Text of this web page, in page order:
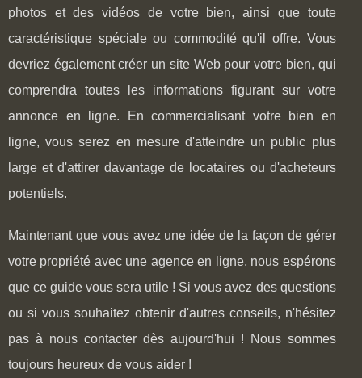
photos et des vidéos de votre bien, ainsi que toute
caractéristique spéciale ou commodité qu'il offre. Vous
devriez également créer un site Web pour votre bien, qui
comprendra toutes les informations figurant sur votre
annonce en ligne. En commercialisant votre bien en
ligne, vous serez en mesure d'atteindre un public plus
large et d'attirer davantage de locataires ou d'acheteurs
potentiels.
Maintenant que vous avez une idée de la façon de gérer
votre propriété avec une agence en ligne, nous espérons
que ce guide vous sera utile ! Si vous avez des questions
ou si vous souhaitez obtenir d'autres conseils, n'hésitez
pas à nous contacter dès aujourd'hui ! Nous sommes
toujours heureux de vous aider !